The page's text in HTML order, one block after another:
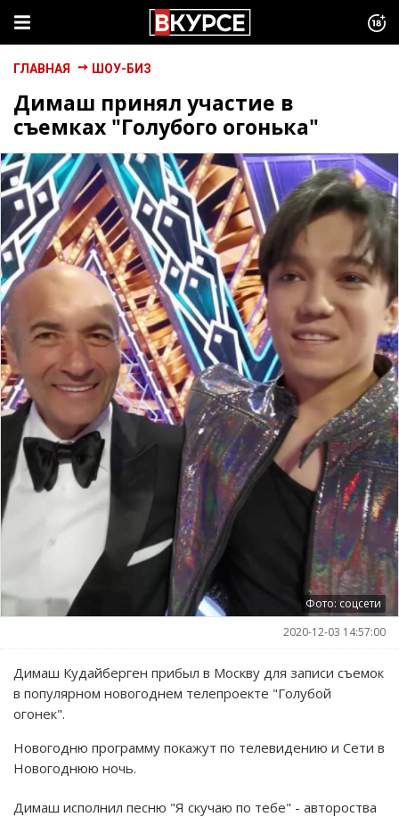
ГЛАВНАЯ ШОУ-БИЗ
Димаш принял участие в
съемках "Голубого огонька"
Фото: соцсети
2020-12-03 14:57:00
Димаш Кудайберген прибыл в Москву для записи съемок
в популярном новогоднем телепроекте "Голубой
огонек".
Новогодню программу покажут по телевидению и Сети в
Новогоднюю ночь.
Димаш исполнил песню "Я скучаю по тебе" - автороства